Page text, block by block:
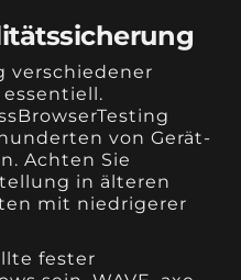
verschiedener
von Gerät-
Achten Sie
in älteren
mit niedrigerer
fester